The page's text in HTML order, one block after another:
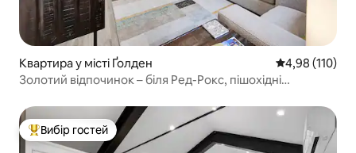
Квартира у місті Ґолден Середня
4,98 (110)
Золотий відпочинок – біля Ред-Рокс, пішохідні
Топ вибір гостей
Вибір гостей